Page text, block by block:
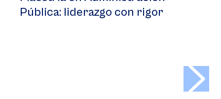
Pública: liderazgo con rigor